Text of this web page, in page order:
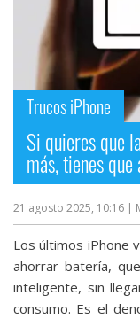
Trucos iPhone
Si quieres que
más, tienes
21 agosto 2025, 10:16 |
Los últimos iPhone
ahorrar batería,
inteligente, sin
consumo. Es el